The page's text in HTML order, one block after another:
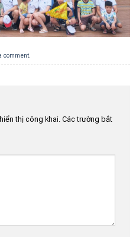
comment.
thị công khai. Các trường bắt